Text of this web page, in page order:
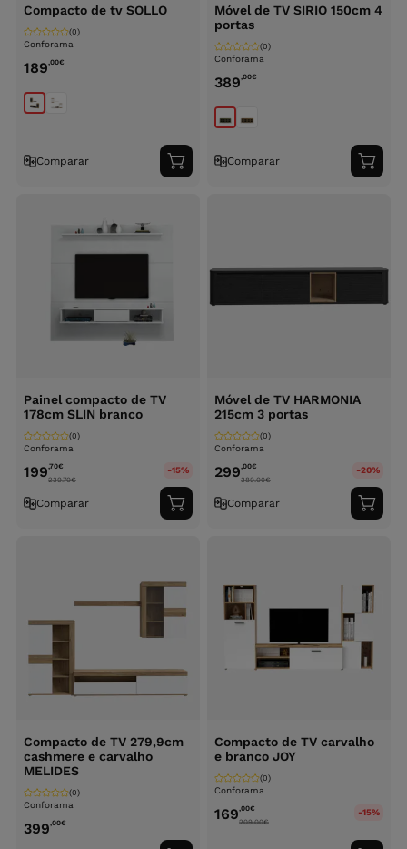
Compacto de tv SOLLO
Conforama
(0)
189,00€
Comparar
Adicionar
ao
Móvel de TV SIRIO 150cm 4
portas
Conforama
(0)
389,00€
Comparar
ao
Painel compacto de TV
178cm SLIN branco
Conforama
(0)
199,70€
239.70€
-15%
Comparar
Adicionar
ao
Móvel de TV HARMONIA
215cm 3 portas
Conforama
(0)
299,00€
389.00€
-20%
Comparar
ao
Compacto de TV 279,9cm
cashmere e carvalho
MELIDES
Conforama
(0)
399,00€
Compacto de TV carvalho
e branco JOY
Conforama
(0)
169,00€
209.00€
-15%